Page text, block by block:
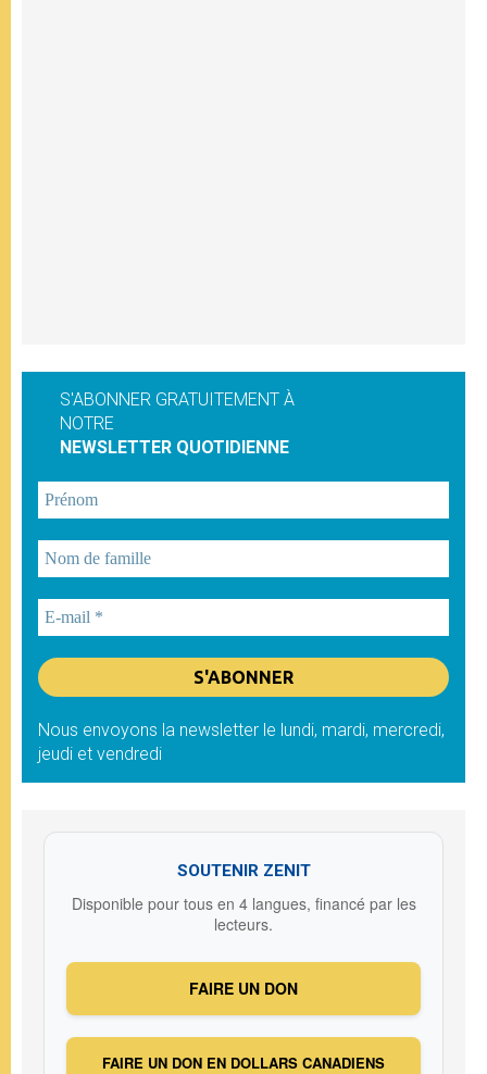
S'ABONNER GRATUITEMENT À
NOTRE
NEWSLETTER QUOTIDIENNE
Nous envoyons la newsletter le lundi, mardi, mercredi,
jeudi et vendredi
SOUTENIR ZENIT
Disponible pour tous en 4 langues, financé par les
lecteurs.
FAIRE UN DON
FAIRE UN DON EN DOLLARS CANADIENS